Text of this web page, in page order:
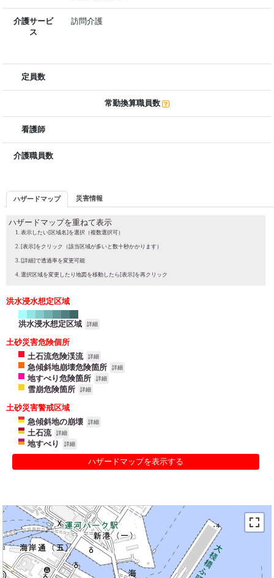
介護サービ
ス
訪問介護
定員数
常勤換算職員数
看護師
介護職員数
ハザードマップ 災害情報
ハザードマップを重ねて表示
表示したい[区域名]を選択（複数選択可）
[表示]をクリック（該当区域が多いと数十秒かかります）
[詳細]で透過率を変更可能
選択区域を変更したり地図を移動したら[表示]を再クリック
洪水浸水想定区域
洪水浸水想定区域 詳細
土砂災害危険個所
土石流危険渓流
詳細
急傾斜地崩壊危険箇所 詳細
地すべり危険箇所 詳細
雪崩危険箇所 詳細
土砂災害警戒区域
急傾斜地の崩壊
詳細
土石流 詳細
地すべり 詳細
ハザードマップを表示する